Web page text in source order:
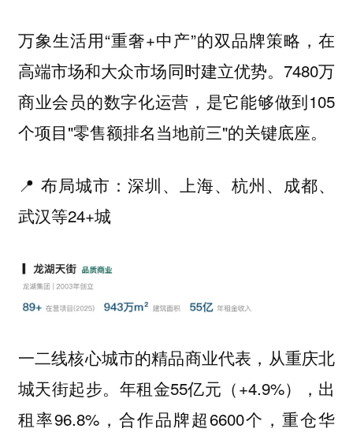
万象生活用“重奢+中产”的双品牌策略，在
高端市场和大众市场同时建立优势。7480万
商业会员的数字化运营，是它能够做到105
个项目"零售额排名当地前三"的关键底座。
📍 布局城市：深圳、上海、杭州、成都、
武汉等24+城
一二线核心城市的精品商业代表，从重庆北
城天街起步。年租金55亿元（+4.9%），出
租率96.8%，合作品牌超6600个，重仓华